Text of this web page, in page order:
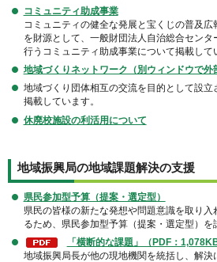
コミュニティ助成事業
コミュニティの健全な発展と宝くじの普及
を財源として、一般財団法人自治総合セン
行うコミュニティ助成事業について掲載して
地域づくりネットワーク（別ウィンドウで外
地域づくり団体相互の交流を目的として設
掲載しています。
休廃校施設の利活用について
地域振興局の地域課題解決の支援
県民参加型予算（提案・選定型）
県民の皆様の新たな発想や問題意識を取り
るため、県民参加型予算（提案・選定型）を
「横断的な課題」（PDF：1,078KB
地域振興局長が他の現地機関を統括し、解